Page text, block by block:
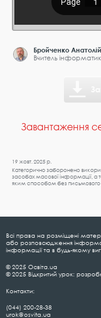
Бройченко
Вчитель
Завантаження
19 жовт. 2025 р.
Категорично заборонено
засобах масової інформації, а
яким способом без письмового
Всі права на розміщені
або розповсюдження
інформації та в будь-якому
© 2025 Освіта.ua
© 2025 Відкритий урок:
Контакти:
(044) 200-28-38
urok@osvita.ua